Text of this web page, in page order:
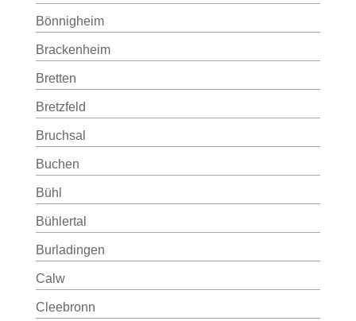
Bönnigheim
Brackenheim
Bretten
Bretzfeld
Bruchsal
Buchen
Bühl
Bühlertal
Burladingen
Calw
Cleebronn